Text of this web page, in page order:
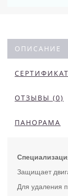
ОПИСАНИЕ
ОТЗЫВЫ (0)
ПАНОРАМА
Защищает
Для удаления